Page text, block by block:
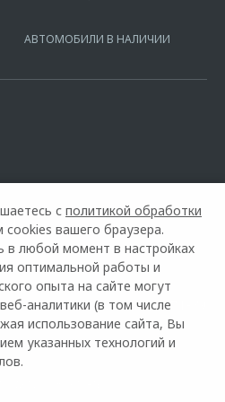
и не является публичной
АВТОМОБИЛИ В НАЛИЧИИ
+7 (3412) 65-71-39
с политикой обработки
cookies вашего браузера.
любой момент в настройках
оптимальной работы и
опыта на сайте могут
аналитики (в том числе
использование сайта, Вы
указанных технологий и